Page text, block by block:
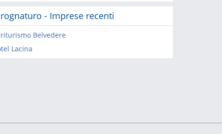
- Imprese recenti
Belvedere
Lacina